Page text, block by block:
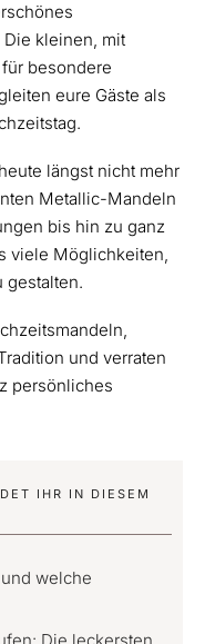
Die kleinen, mit
besondere
eure Gäste als
längst nicht mehr
Metallic-Mandeln
bis hin zu ganz
viele Möglichkeiten,
gestalten.
und verraten
persönliches
IHR IN DIESEM
welche